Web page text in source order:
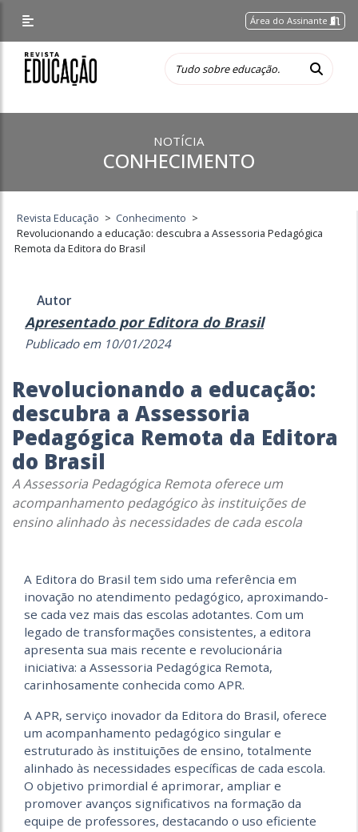
Área do Assinante
NOTÍCIA
CONHECIMENTO
Revista Educação > Conhecimento >
Revolucionando a educação: descubra a Assessoria Pedagógica
Remota da Editora do Brasil
Autor
Apresentado por Editora do Brasil
Publicado em 10/01/2024
Revolucionando a educação:
descubra a Assessoria
Pedagógica Remota da Editora
do Brasil
A Assessoria Pedagógica Remota oferece um
acompanhamento pedagógico às instituições de
ensino alinhado às necessidades de cada escola
A Editora do Brasil tem sido uma referência em
inovação no atendimento pedagógico, aproximando-
se cada vez mais das escolas adotantes. Com um
legado de transformações consistentes, a editora
apresenta sua mais recente e revolucionária
iniciativa: a Assessoria Pedagógica Remota,
carinhosamente conhecida como APR.
A APR, serviço inovador da Editora do Brasil, oferece
um acompanhamento pedagógico singular e
estruturado às instituições de ensino, totalmente
alinhado às necessidades específicas de cada escola.
O objetivo primordial é aprimorar, ampliar e
promover avanços significativos na formação da
equipe de professores, destacando o uso eficiente